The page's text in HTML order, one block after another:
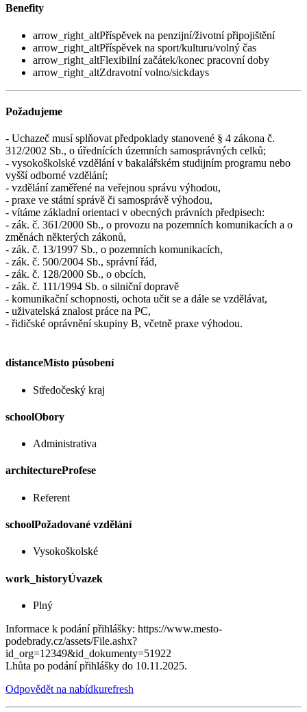
Benefity
arrow_right_altPříspěvek na penzijní/životní připojištění
arrow_right_altPříspěvek na sport/kulturu/volný čas
arrow_right_altFlexibilní začátek/konec pracovní doby
arrow_right_altZdravotní volno/sickdays
Požadujeme
- Uchazeč musí splňovat předpoklady stanovené § 4 zákona č.
312/2002 Sb., o úřednících územních samosprávných celků;
- vysokoškolské vzdělání v bakalářském studijním programu nebo
vyšší odborné vzdělání;
- vzdělání zaměřené na veřejnou správu výhodou,
- praxe ve státní správě či samosprávě výhodou,
- vítáme základní orientaci v obecných právních předpisech:
- zák. č. 361/2000 Sb., o provozu na pozemních komunikacích a o
změnách některých zákonů,
- zák. č. 13/1997 Sb., o pozemních komunikacích,
- zák. č. 500/2004 Sb., správní řád,
- zák. č. 128/2000 Sb., o obcích,
- zák. č. 111/1994 Sb. o silniční dopravě
- komunikační schopnosti, ochota učit se a dále se vzdělávat,
- uživatelská znalost práce na PC,
- řidičské oprávnění skupiny B, včetně praxe výhodou.
distanceMísto působení
Středočeský kraj
schoolObory
Administrativa
architectureProfese
Referent
schoolPožadované vzdělání
Vysokoškolské
work_historyÚvazek
Plný
Informace k podání přihlášky: https://www.mesto-
podebrady.cz/assets/File.ashx?
id_org=12349&id_dokumenty=51922
Lhůta po podání přihlášky do 10.11.2025.
Odpovědět na nabídkurefresh